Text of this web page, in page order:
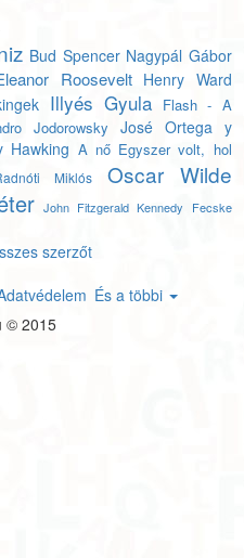
Bud Spencer Nagypál Gábor
Roosevelt Henry Ward
Illyés Gyula Flash - A
Jodorowsky
José Ortega y
Hawking A nő Egyszer volt, hol
Miklós Oscar Wilde
John Fitzgerald Kennedy
Fecske
szerzőt
És a többi
© 2015